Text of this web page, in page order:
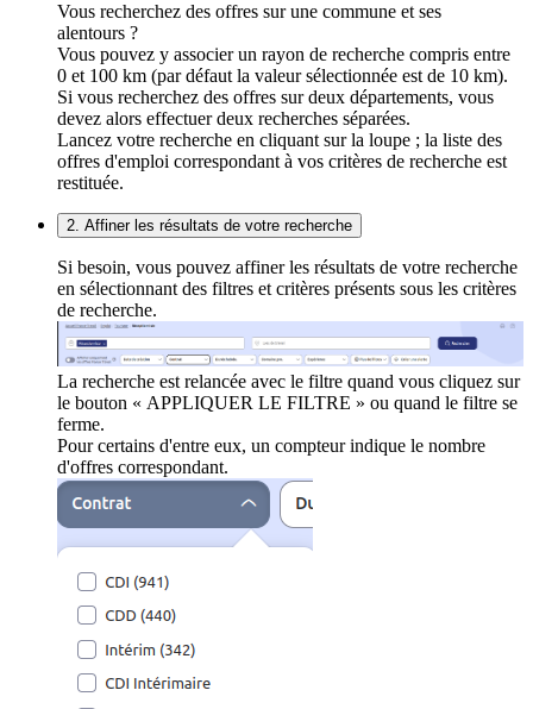
Vous recherchez des offres sur une commune et ses
alentours ?
Vous pouvez y associer un rayon de recherche compris entre
0 et 100 km (par défaut la valeur sélectionnée est de 10 km).
Si vous recherchez des offres sur deux départements, vous
devez alors effectuer deux recherches séparées.
Lancez votre recherche en cliquant sur la loupe ; la liste des
offres d'emploi correspondant à vos critères de recherche est
restituée.
2. Affiner les résultats de votre recherche
Si besoin, vous pouvez affiner les résultats de votre recherche
en sélectionnant des filtres et critères présents sous les critères
de recherche.
La recherche est relancée avec le filtre quand vous cliquez sur
le bouton « APPLIQUER LE FILTRE » ou quand le filtre se
ferme.
Pour certains d'entre eux, un compteur indique le nombre
d'offres correspondant.